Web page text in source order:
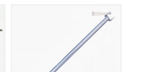
سقالات البنية التحتية مثل
الجسر ، بناء الطرق السريعة
العالية ، السقالات الصناعية مثل
البناء في الخارج والسقالات
الخرسانية المؤقتة عالية